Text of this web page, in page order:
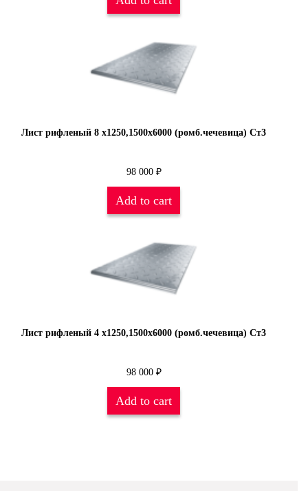
Лист рифленый 8 х1250,1500х6000 (ромб.чечевица) Ст3
98 000 ₽
Add to cart
Лист рифленый 4 х1250,1500х6000 (ромб.чечевица) Ст3
98 000 ₽
Add to cart